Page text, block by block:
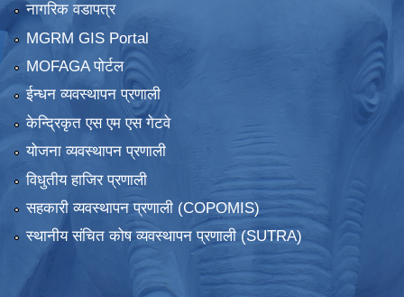
नागरिक वडापत्र
MGRM GIS Portal
MOFAGA पोर्टल
ईन्धन व्यवस्थापन प्रणाली
केन्द्रिकृत एस एम एस गेटवे
योजना व्यवस्थापन प्रणाली
विधुतीय हाजिर प्रणाली
सहकारी व्यवस्थापन प्रणाली (COPOMIS)
स्थानीय संचित कोष व्यवस्थापन प्रणाली (SUTRA)